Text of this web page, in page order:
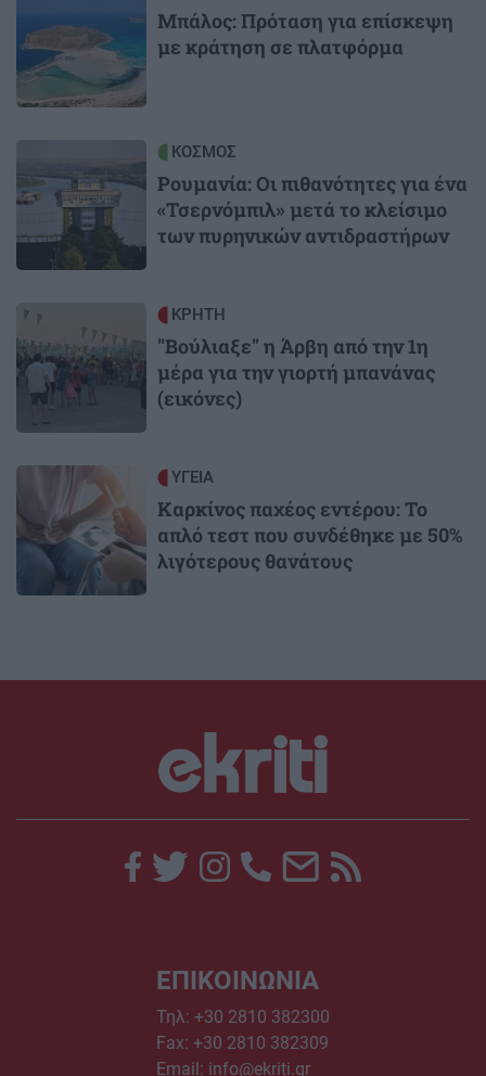
Μπάλος: Πρόταση για επίσκεψη
με κράτηση σε πλατφόρμα
ΚΟΣΜΟΣ
Ρουμανία: Οι πιθανότητες για ένα
«Τσερνόμπιλ» μετά το κλείσιμο
των πυρηνικών αντιδραστήρων
Image ΚΡΗΤΗ
"Βούλιαξε" η Άρβη από την 1η
μέρα για την γιορτή μπανάνας
(εικόνες)
ΥΓΕΙΑ
Καρκίνος παχέος εντέρου: Το
απλό τεστ που συνδέθηκε με 50%
λιγότερους θανάτους
ΕΠΙΚΟΙΝΩΝΙΑ
Τηλ: +30 2810 382300
Fax: +30 2810 382309
Email: info@ekriti.gr